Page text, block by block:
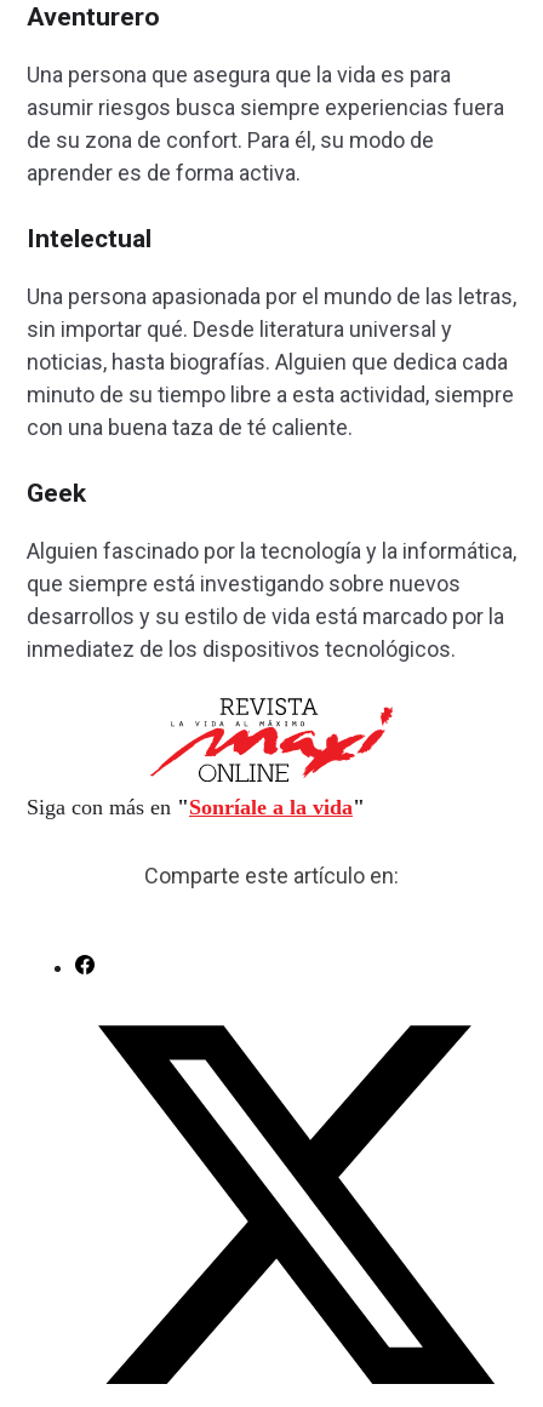
Aventurero
Una persona que asegura que la vida es para
asumir riesgos busca siempre experiencias fuera
de su zona de confort. Para él, su modo de
aprender es de forma activa.
Intelectual
Una persona apasionada por el mundo de las letras,
sin importar qué. Desde literatura universal y
noticias, hasta biografías. Alguien que dedica cada
minuto de su tiempo libre a esta actividad, siempre
con una buena taza de té caliente.
Geek
Alguien fascinado por la tecnología y la informática,
que siempre está investigando sobre nuevos
desarrollos y su estilo de vida está marcado por la
inmediatez de los dispositivos tecnológicos.
Siga con más en "Sonríale a la vida"
Comparte este artículo en: